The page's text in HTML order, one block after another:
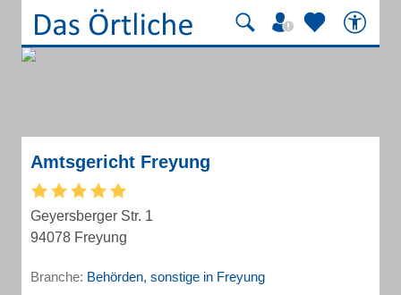
Amtsgericht Freyung
Geyersberger Str. 1
94078 Freyung
Branche: Behörden, sonstige in Freyung